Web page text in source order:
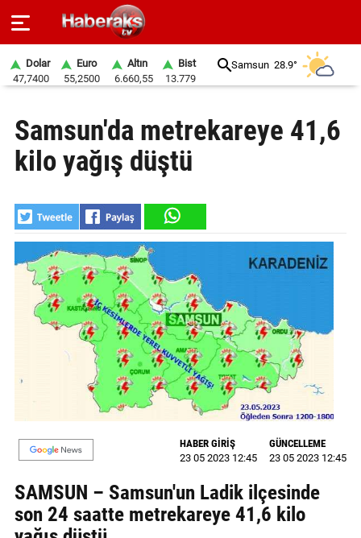
SPOR
YAŞAM
EKONOMİ
BELEDİYELER
SAĞLIK
SİYASET
VİDEO
YAZARLAR
BİZE
ULAŞIN
Dolar
47,7400
Euro
55,2500
Altın
6.660,55
Bist
13.779
Samsun 28.9°
Samsun'da metrekareye 41,6
kilo yağış düştü
HABER GİRİŞ
23 05 2023 12:45
GÜNCELLEME
23 05 2023 12:45
SAMSUN – Samsun'un Ladik ilçesinde
son 24 saatte metrekareye 41,6 kilo